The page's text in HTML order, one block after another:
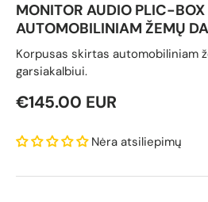
MONITOR AUDIO PLIC-BOX
AUTOMOBILINIAM ŽEMŲ
Korpusas skirtas automobiliniam
garsiakalbiui.
Reguliari kaina
€145.00 EUR
Nėra atsiliepimų